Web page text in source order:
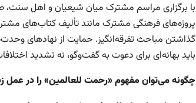
با برگزاری مراسم مشترک میان شیعیان و اهل سنت،
پروژه‌های فرهنگی مشترک مانند تألیف کتاب‌های
گذاشتن مباحث تفرقه‌انگیز. حمایت از نهادهای
باید بهانه‌ای برای دعوت به گفت‌وگو، نه تشدید
چگونه می‌توان مفهوم «رحمت للعالمین» را در عمل